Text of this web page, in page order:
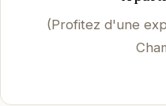
(Profitez d'une